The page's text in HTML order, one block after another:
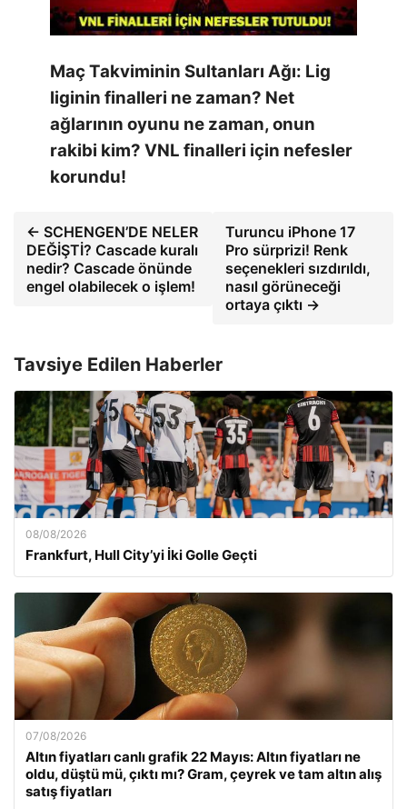
Maç Takviminin Sultanları Ağı: Lig
liginin finalleri ne zaman? Net
ağlarının oyunu ne zaman, onun
rakibi kim? VNL finalleri için nefesler
korundu!
← SCHENGEN’DE NELER
DEĞİŞTİ? Cascade kuralı
nedir? Cascade önünde
engel olabilecek o işlem!
Turuncu iPhone 17
Pro sürprizi! Renk
seçenekleri sızdırıldı,
nasıl görüneceği
ortaya çıktı →
Tavsiye Edilen Haberler
08/08/2026
Frankfurt, Hull City’yi İki Golle Geçti
07/08/2026
Altın fiyatları canlı grafik 22 Mayıs: Altın fiyatları ne
oldu, düştü mü, çıktı mı? Gram, çeyrek ve tam altın alış
satış fiyatları